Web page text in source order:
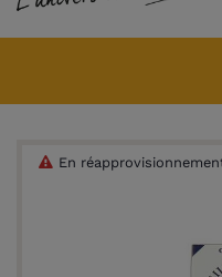
En